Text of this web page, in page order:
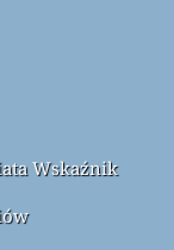
Wskaźnik